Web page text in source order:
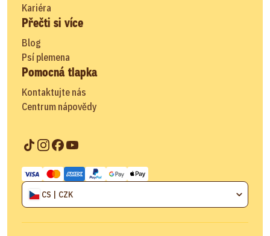
Kariéra
Přečti si více
Blog
Psí plemena
Pomocná tlapka
Kontaktujte nás
Centrum nápovědy
CS | CZK